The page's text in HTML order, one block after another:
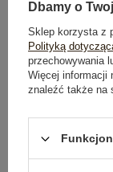
OPIS PRODUKTU
GŁÓWNE PARAMETRY
WYSYŁKA I DOSTAWA
Dbamy o
Sklep korzysta z
Polityką
przechowywania
Więcej informacji
znaleźć także na